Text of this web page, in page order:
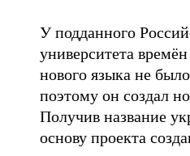
У подданного
университета
нового языка не
поэтому он создал
Получив название
основу проекта